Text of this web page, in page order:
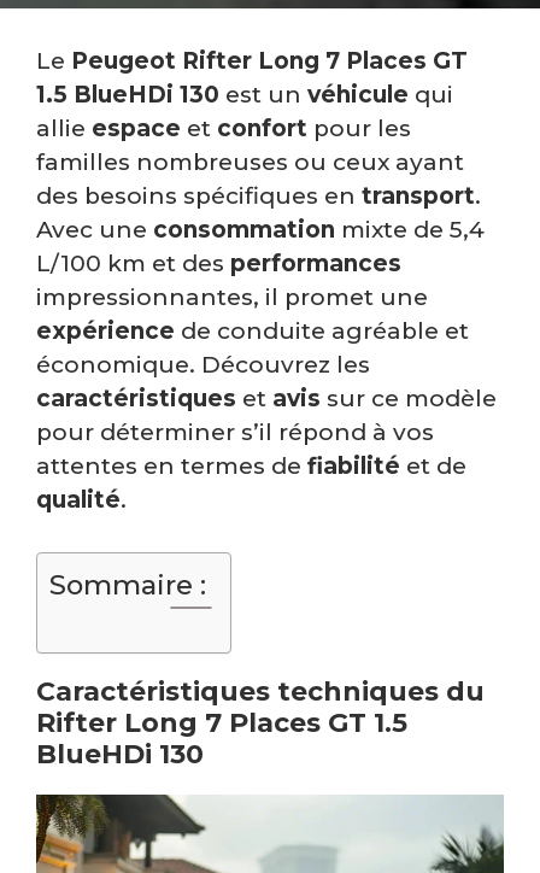
Le Peugeot Rifter Long 7 Places GT
1.5 BlueHDi 130 est un véhicule qui
allie espace et confort pour les
familles nombreuses ou ceux ayant
des besoins spécifiques en transport.
Avec une consommation mixte de 5,4
L/100 km et des performances
impressionnantes, il promet une
expérience de conduite agréable et
économique. Découvrez les
caractéristiques et avis sur ce modèle
pour déterminer s’il répond à vos
attentes en termes de fiabilité et de
qualité.
Sommaire :
Caractéristiques techniques du
Rifter Long 7 Places GT 1.5
BlueHDi 130